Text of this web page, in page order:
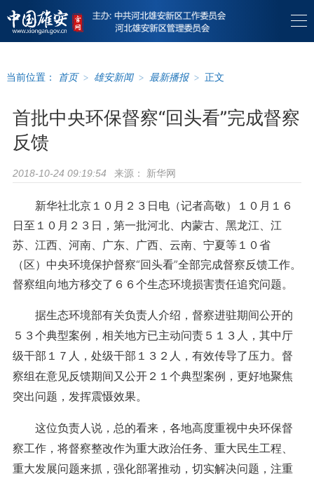
当前位置： 首页 > 雄安新闻 > 最新播报 > 正文
首批中央环保督察“回头看”完成督察
反馈
2018-10-24 09:19:54 来源： 新华网
新华社北京１０月２３日电（记者高敬）１０月１６
日至１０月２３日，第一批河北、内蒙古、黑龙江、江
苏、江西、河南、广东、广西、云南、宁夏等１０省
（区）中央环境保护督察“回头看”全部完成督察反馈工作。
督察组向地方移交了６６个生态环境损害责任追究问题。
据生态环境部有关负责人介绍，督察进驻期间公开的
５３个典型案例，相关地方已主动问责５１３人，其中厅
级干部１７人，处级干部１３２人，有效传导了压力。督
察组在意见反馈期间又公开２１个典型案例，更好地聚焦
突出问题，发挥震慑效果。
这位负责人说，总的看来，各地高度重视中央环保督
察工作，将督察整改作为重大政治任务、重大民生工程、
重大发展问题来抓，强化部署推动，切实解决问题，注重